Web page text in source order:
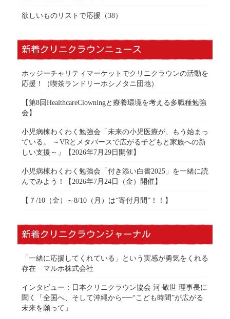
欲しいものリストで応援 （38）
新着クリニクラウンニュース
ホッジーチャリティマーケットでクリニクラウンの活動を
応援！（喫茶ランドリーホシノタニ団地）
【第8回HealthcareClowningと療養環境を考える多職種勉強
会】
小児病棟わくわく勉強会「未来の小児医療が、もう始まっ
ている。 ～VRとメタバースで広がる子どもと家族への新
しい支援～」【2026年7月29日開催】
小児病棟わくわく勉強会「付き添い白書2025」を一緒に読
んでみよう！【2026年7月24日（金）開催】
【７/10（金）～8/10（月）は“寄付月間”！！】
新着クリニクラウンジャーナル
「一緒に応援してくれている」という実感が勇気をくれる
存在 マルホ株式会社
インタビュー：日本クリニクラウン協会 河 敬世 理事長に
聞く「全国へ、そして沖縄から──“こども時間”が広がる
未来を願って」